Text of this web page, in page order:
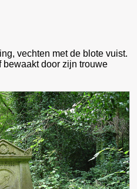
vechten met de blote vuist.
bewaakt door zijn trouwe